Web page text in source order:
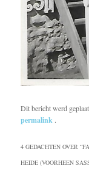
Dit bericht werd
permalink .
4 GEDACHTEN OVER “
HEIDE (VOORHEEN